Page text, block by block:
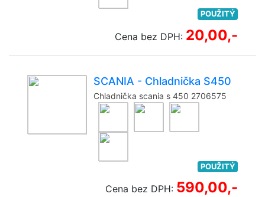
POUŽITÝ
Cena bez DPH: 20,00,-
SCANIA - Chladnička S450
Chladnička scania s 450 2706575
POUŽITÝ
Cena bez DPH: 590,00,-